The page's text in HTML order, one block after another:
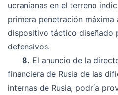
ucranianas en el terreno
primera penetración máxima
dispositivo táctico diseñado
defensivos.
8. El anuncio de la
financiera de Rusia de las
internas de Rusia, podría